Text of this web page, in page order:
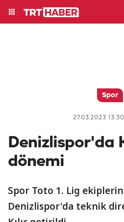
Spor
27.03.2023 13:30
Denizlispor'da
dönemi
Spor Toto 1. Lig
Denizlispor'da teknik